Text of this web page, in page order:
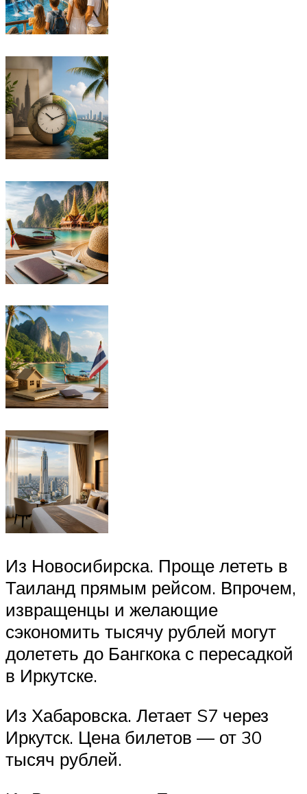
Из Новосибирска. Проще лететь в
Таиланд прямым рейсом. Впрочем,
извращенцы и желающие
сэкономить тысячу рублей могут
долететь до Бангкока с пересадкой
в Иркутске.
Из Хабаровска. Летает S7 через
Иркутск. Цена билетов — от 30
тысяч рублей.